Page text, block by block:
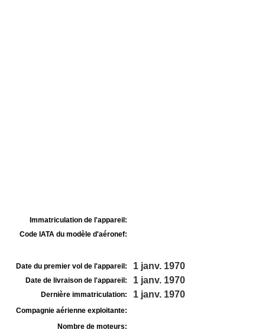
Immatriculation de l'appareil:
Code IATA du modèle d'aéronef:
Date du premier vol de l'appareil: 1 janv. 1970
Date de livraison de l'appareil: 1 janv. 1970
Dernière immatriculation: 1 janv. 1970
Compagnie aérienne exploitante:
Nombre de moteurs: